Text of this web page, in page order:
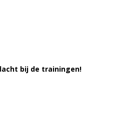
bij de trainingen!